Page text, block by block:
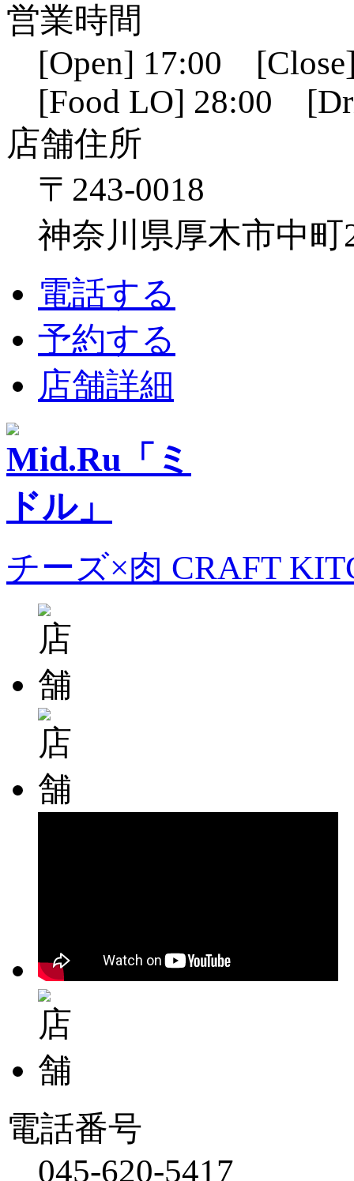
営業時間
[Open] 17:00
[Food LO] 28:00
店舗住所
〒243-0018
神奈川県厚木市中町
電話する
予約する
店舗詳細
チーズ×肉 CRAFT
電話番号
045-620-5417